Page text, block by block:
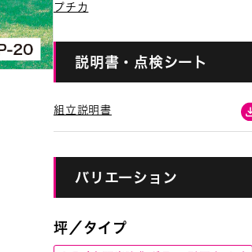
プチカ
説明書・点検シート
組立説明書
バリエーション
坪／タイプ